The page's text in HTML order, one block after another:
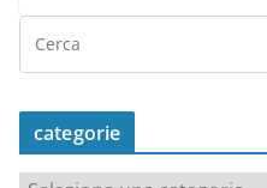
categorie